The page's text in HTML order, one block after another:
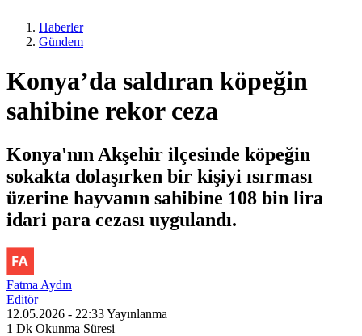
Haberler
Gündem
Konya’da saldıran köpeğin
sahibine rekor ceza
Konya'nın Akşehir ilçesinde köpeğin
sokakta dolaşırken bir kişiyi ısırması
üzerine hayvanın sahibine 108 bin lira
idari para cezası uygulandı.
Fatma Aydın
Editör
12.05.2026 - 22:33Yayınlanma
1 Dk Okunma Süresi